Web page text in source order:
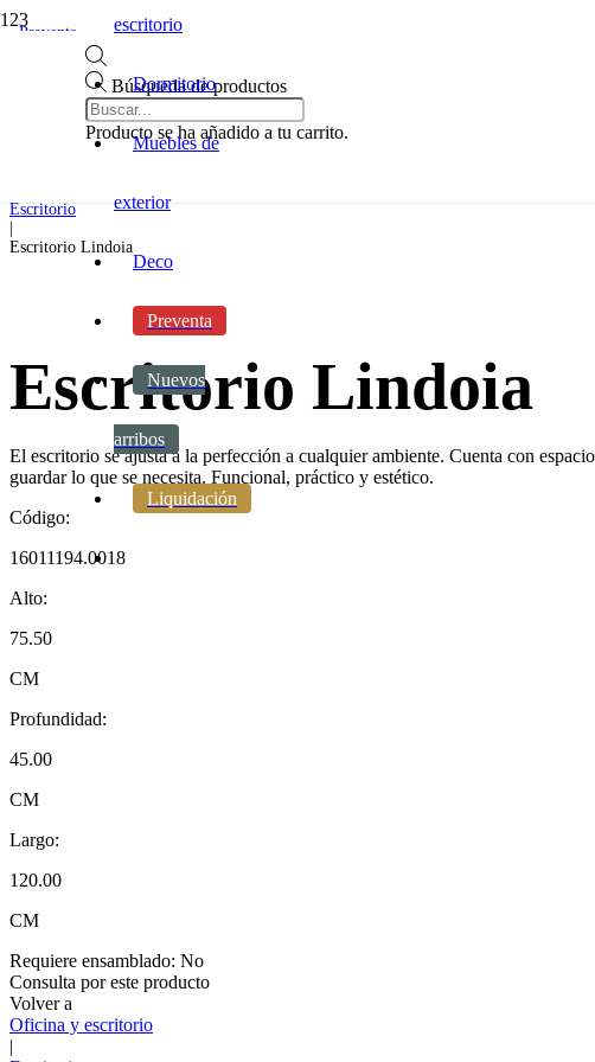
Búsqueda de productos
Producto se ha añadido a tu carrito.
escritorio
Dormitorio
Muebles de
exterior
Deco
Preventa
Nuevos
arribos
Liquidación
Oficina y escritorio
Escritorio
Escritorio Lindoia
Escritorio Lindoia
El escritorio se ajusta a la perfección a cualquier ambiente. Cuenta con
guardar lo que se necesita. Funcional, práctico y estético.
Código:
16011194.0018
Alto:
75.50
CM
Profundidad:
45.00
CM
Largo:
120.00
CM
Requiere ensamblado: No
Consulta por este producto
Volver a
Oficina y escritorio
|
Preventa